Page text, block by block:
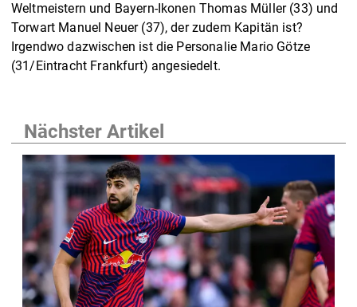
Weltmeistern und Bayern-Ikonen Thomas Müller (33) und
Torwart Manuel Neuer (37), der zudem Kapitän ist?
Irgendwo dazwischen ist die Personalie Mario Götze
(31/Eintracht Frankfurt) angesiedelt.
Nächster Artikel